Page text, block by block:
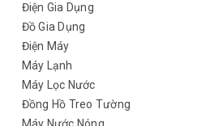
Điện Gia Dụng
Đồ Gia Dụng
Điện Máy
Máy Lạnh
Máy Lọc Nước
Đồng Hồ Treo Tường